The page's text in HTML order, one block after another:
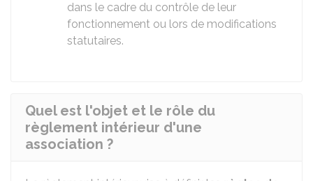
dans le cadre du contrôle de leur
fonctionnement ou lors de modifications
statutaires.
Quel est l'objet et le rôle du
règlement intérieur d'une
association ?